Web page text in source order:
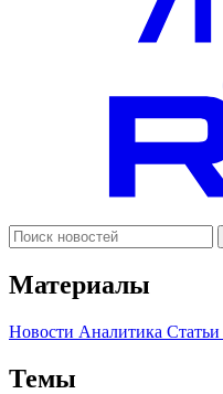
Материалы
Новости Аналитика Статьи
Темы